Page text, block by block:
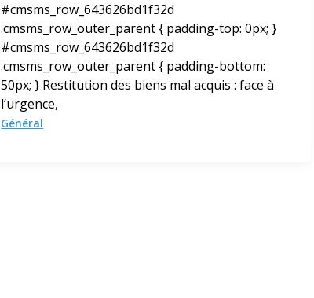
#cmsms_row_643626bd1f32d
.cmsms_row_outer_parent { padding-top: 0px; }
#cmsms_row_643626bd1f32d
.cmsms_row_outer_parent { padding-bottom:
50px; } Restitution des biens mal acquis : face à
l’urgence,
Général